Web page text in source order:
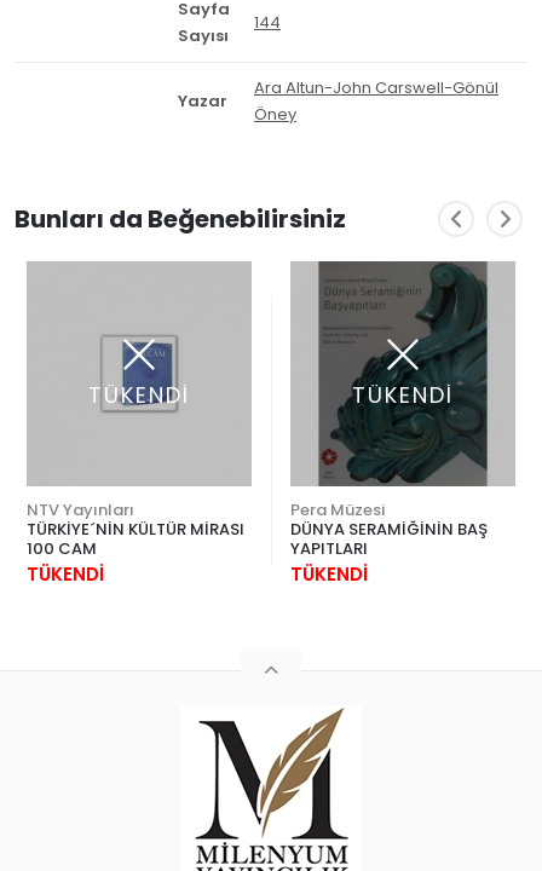
Sayfa
Sayısı
144
Yazar
Ara Altun-John Carswell-Gönül
Öney
Bunları da Beğenebilirsiniz
TÜKENDİ
NTV Yayınları
TÜRKİYE´NİN KÜLTÜR MİRASI
100 CAM
TÜKENDİ
TÜKENDİ
Pera Müzesi
DÜNYA SERAMİĞİNİN BAŞ
YAPITLARI
TÜKENDİ